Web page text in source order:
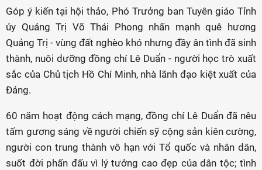
Góp ý kiến tại hội thảo, Phó Trưởng ban Tuyên giáo Tỉnh
ủy Quảng Trị Võ Thái Phong nhấn mạnh quê hương
Quảng Trị - vùng đất nghèo khó nhưng đầy ân tình đã sinh
thành, nuôi dưỡng đồng chí Lê Duẩn - người học trò xuất
sắc của Chủ tịch Hồ Chí Minh, nhà lãnh đạo kiệt xuất của
Đảng.
60 năm hoạt động cách mạng, đồng chí Lê Duẩn đã nêu
tấm gương sáng về người chiến sỹ cộng sản kiên cường,
người con trung thành vô hạn với Tổ quốc và nhân dân,
suốt đời phấn đấu vì lý tưởng cao đẹp của dân tộc; tình